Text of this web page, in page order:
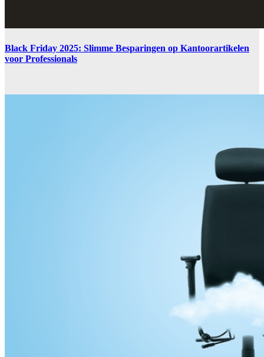
Black Friday 2025: Slimme Besparingen op Kantoorartikelen
voor Professionals